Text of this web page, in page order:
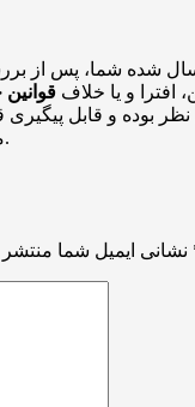
شده شما، پس از
افترا و یا خلاف
بوده و قابل
مسئولیت بر عهده شخص نظر دهنده خواهد بود.
نشانی ایمیل شما